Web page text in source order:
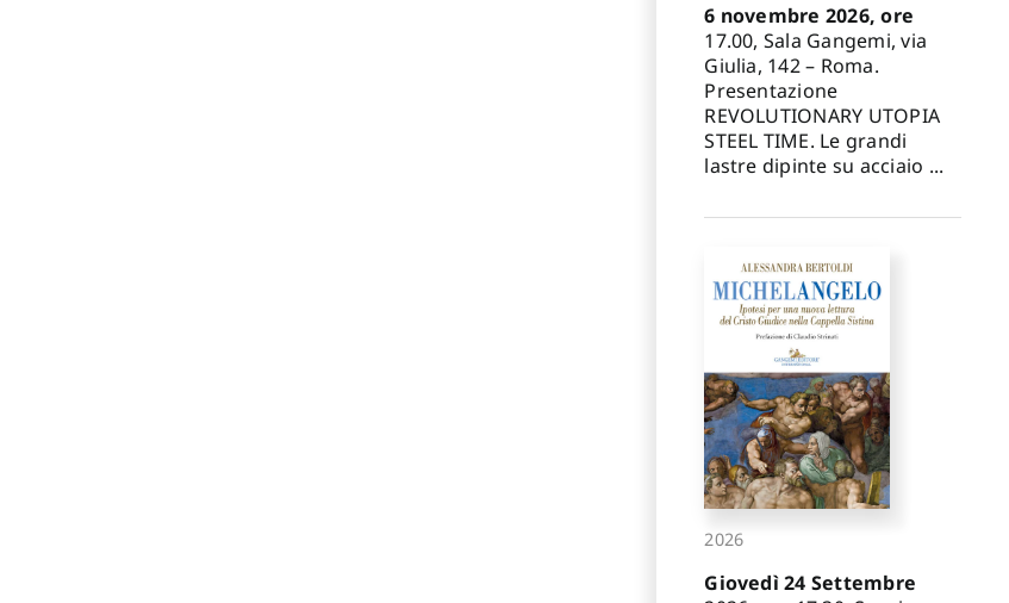
6 novembre 2026, ore
17.00, Sala Gangemi, via
Giulia, 142 – Roma.
Presentazione
REVOLUTIONARY UTOPIA
STEEL TIME. Le grandi
lastre dipinte su acciaio ...
2026
Giovedì 24 Settembre